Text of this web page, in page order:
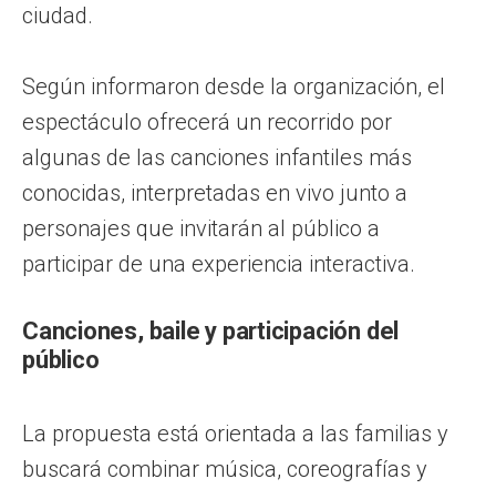
ciudad.
Según informaron desde la organización, el
espectáculo ofrecerá un recorrido por
algunas de las canciones infantiles más
conocidas, interpretadas en vivo junto a
personajes que invitarán al público a
participar de una experiencia interactiva.
Canciones, baile y participación del
público
La propuesta está orientada a las familias y
buscará combinar música, coreografías y